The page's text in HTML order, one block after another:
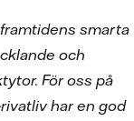
smarta
och
För oss på
har en god